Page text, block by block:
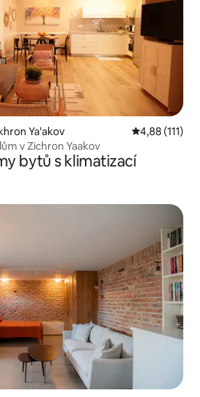
Ya'akov Průměrné
4,88 (111)
v Zichron Yaakov
bytů s klimatizací